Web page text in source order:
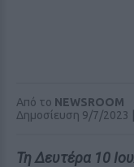
Από το NEWSROOM
Δημοσίευση 9/7/2023
Τη Δευτέρα 10